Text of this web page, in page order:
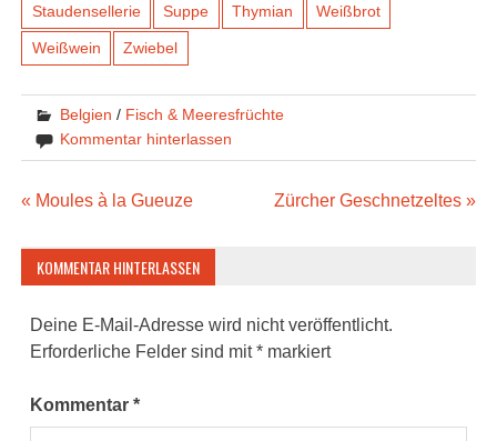
Staudensellerie Suppe Thymian Weißbrot
Weißwein Zwiebel
Belgien / Fisch & Meeresfrüchte
Kommentar hinterlassen
Beitragsnavigation
« Moules à la Gueuze Zürcher Geschnetzeltes »
KOMMENTAR HINTERLASSEN
Deine E-Mail-Adresse wird nicht veröffentlicht.
Erforderliche Felder sind mit* markiert
Kommentar*